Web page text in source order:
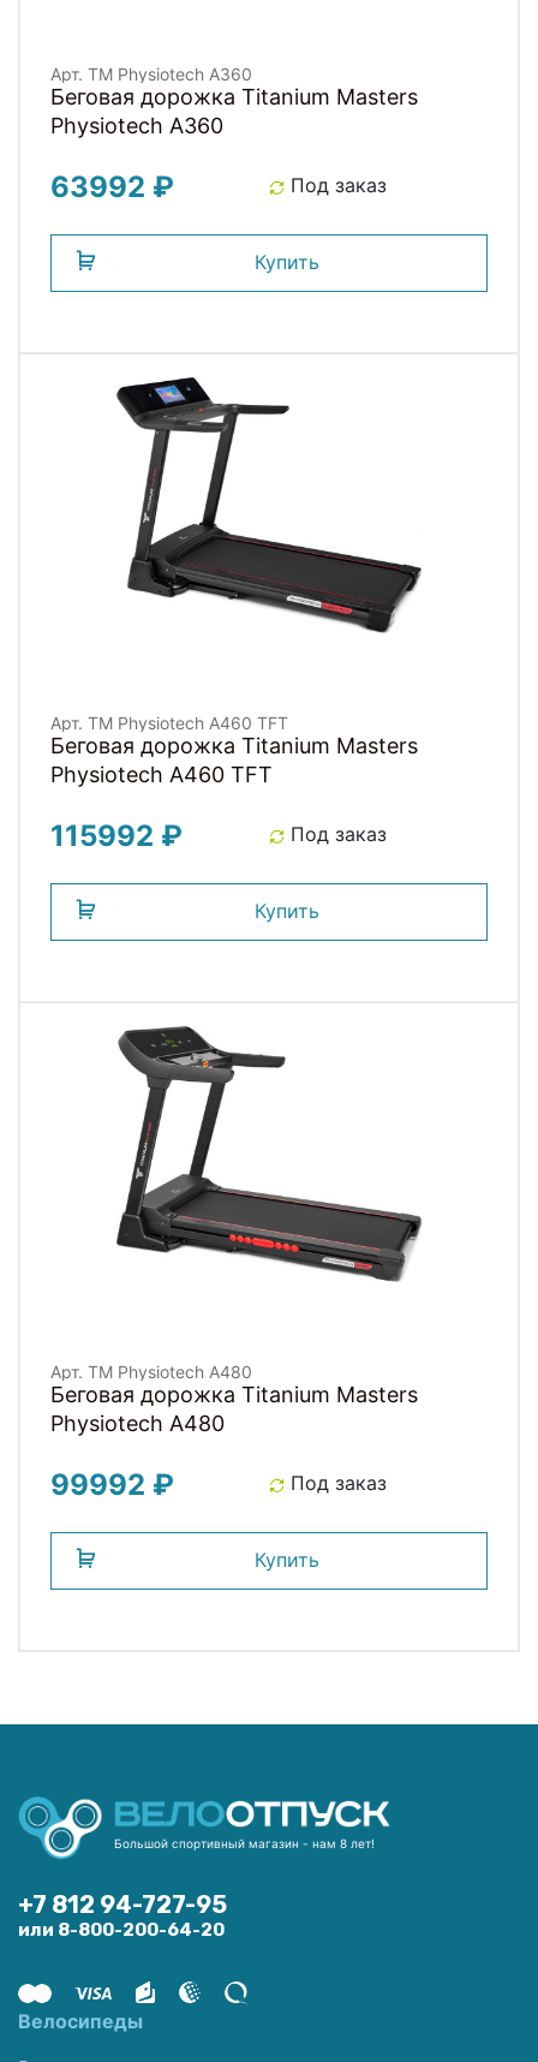
Арт. TM Physiotech A360
Беговая дорожка Titanium Masters
Physiotech A360
63992 ₽ Под заказ
Купить
Арт. TM Physiotech A460 TFT
Беговая дорожка Titanium Masters
Physiotech A460 TFT
115992 ₽ Под заказ
Купить
Арт. TM Physiotech A480
Беговая дорожка Titanium Masters
Physiotech A480
99992 ₽ Под заказ
Купить
Большой спортивный магазин - нам 8 лет!
+7 812 94-727-95
или 8-800-200-64-20
Велосипеды